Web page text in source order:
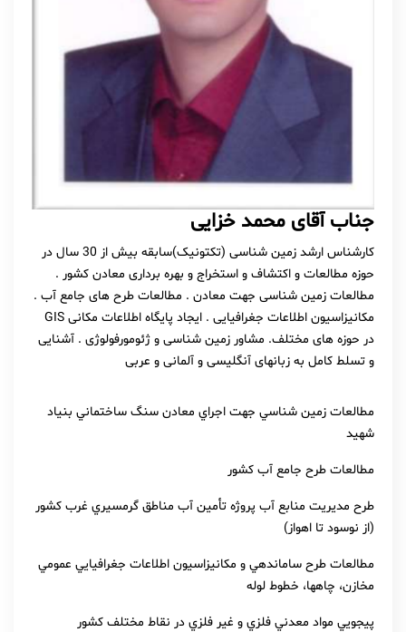
جناب آقای محمد خزایی
کارشناس ارشد زمین شناسی (تکتونیک)سابقه بیش از 30 سال در
حوزه مطالعات و اکتشاف و استخراج و بهره برداری معادن کشور .
مطالعات زمین شناسی جهت معادن . مطالعات طرح های جامع آب .
مکانیزاسیون اطلاعات جغرافیایی . ایجاد پایگاه اطلاعات مکانی GIS
در حوزه های مختلف. مشاور زمین شناسی و ژئومورفولوژی . آشنایی
و تسلط کامل به زبانهای آنگلیسی و آلمانی و عربی
مطالعات زمين شناسي جهت اجراي معادن سنگ ساختماني بنياد
شهيد
مطالعات طرح جامع آب كشور
طرح مديريت منابع آب پروژه تأمين آب مناطق گرمسيري غرب كشور
(از نوسود تا اهواز)
مطالعات طرح ساماندهي و مكانيزاسيون اطلاعات جغرافيايي عمومي
مخازن، چاهها، خطوط لوله
پيجويي مواد معدني فلزي و غير فلزي در نقاط مختلف كشور